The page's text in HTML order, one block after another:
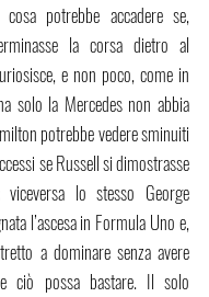
potrebbe accadere se,
la corsa dietro al
e non poco, come in
solo la Mercedes non abbia
potrebbe vedere sminuiti
se Russell si dimostrasse
lo stesso George
l’ascesa in Formula Uno e,
a dominare senza avere
ciò possa bastare. Il solo